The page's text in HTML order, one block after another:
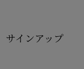
サインアップ